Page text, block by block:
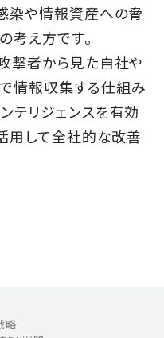
染や情報資産への脅
考え方です。
撃者から見た自社や
情報収集する仕組み
テリジェンスを有効
用して全社的な改善
略